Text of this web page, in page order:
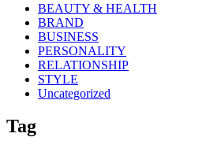
BEAUTY & HEALTH
BRAND
BUSINESS
PERSONALITY
RELATIONSHIP
STYLE
Uncategorized
Tag